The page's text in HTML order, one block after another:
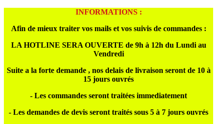
INFORMATIONS :
Afin de mieux traiter vos mails et vos suivis de commandes :
LA HOTLINE SERA OUVERTE de 9h à 12h du Lundi au
Vendredi
Suite a la forte demande , nos delais de livraison seront de 10 à
15 jours ouvrés
- Les commandes seront traitées immediatement
- Les demandes de devis seront traités sous 5 à 7 jours ouvrés